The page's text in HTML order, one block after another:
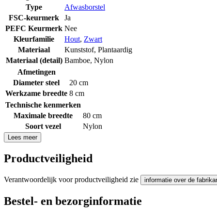
Type
Afwasborstel
FSC-keurmerk
Ja
PEFC Keurmerk Nee
Kleurfamilie
Hout, Zwart
Materiaal
Kunststof, Plantaardig
Materiaal (detail) Bamboe, Nylon
Afmetingen
Diameter steel
20 cm
Werkzame breedte 8 cm
Technische kenmerken
Maximale breedte
80 cm
Soort vezel
Nylon
Lees meer
Productveiligheid
Verantwoordelijk voor productveiligheid zie informatie over de
Bestel- en bezorginformatie